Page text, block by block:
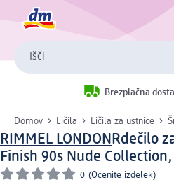
Išči
Brezplačna
Domov Ličila Ličila za ustnice
RIMMEL LONDONRdečilo
Finish 90s Nude
0 (Ocenite izdelek)